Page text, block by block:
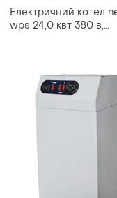
Електричний котел
wps 24,0 квт 380 в,